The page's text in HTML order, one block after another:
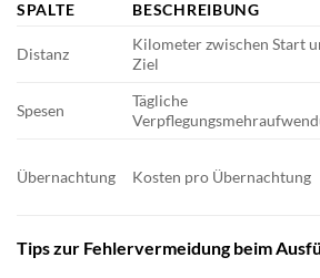
SPALTE BESCHREIBUNG
Distanz
Kilometer zwischen Start
Ziel
Spesen
Tägliche
Übernachtung Kosten pro Übernachtung
Tips zur Fehlervermeidung beim